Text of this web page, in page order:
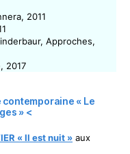
2011
Approches,
2017
« Le
» <
« Il est nuit » aux